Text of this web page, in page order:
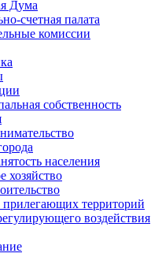
Дума
счетная палата
комиссии
собственность
населения
хозяйство
территорий
воздействия